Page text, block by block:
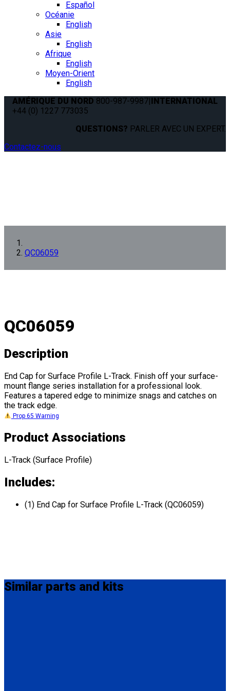
Español
Océanie
English
Asie
English
Afrique
English
Moyen-Orient
English
AMÉRIQUE DU NORD 800-987-9987|INTERNATIONAL
+44 (0) 1227 773035
QUESTIONS? PARLER AVEC UN EXPERT.
Contactez-nous
QC06059
QC06059
Description
End Cap for Surface Profile L-Track. Finish off your surface-
mount flange series installation for a professional look.
Features a tapered edge to minimize snags and catches on
the track edge.
Prop 65 Warning
Product Associations
L-Track (Surface Profile)
Includes:
(1) End Cap for Surface Profile L-Track (QC06059)
Similar parts and kits